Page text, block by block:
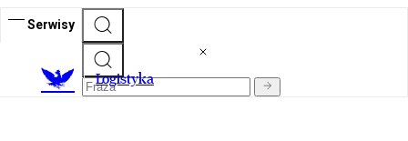
Serwisy
Logistyka